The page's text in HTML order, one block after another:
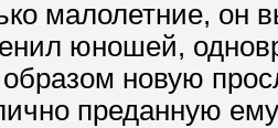
малолетние,
юношей,
новую
преданную